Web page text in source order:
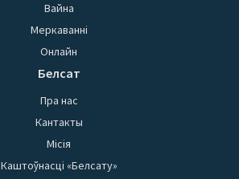
Вайна
Меркаванні
Онлайн
Белсат
Пра нас
Кантакты
Місія
Каштоўнасці «Белсату»